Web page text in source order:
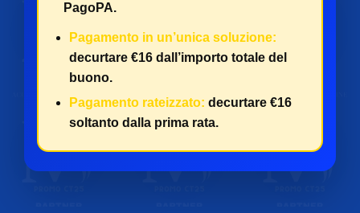
PagoPA.
Pagamento in un’unica soluzione:
decurtare €16 dall’importo totale del
buono.
Pagamento rateizzato: decurtare €16
soltanto dalla prima rata.